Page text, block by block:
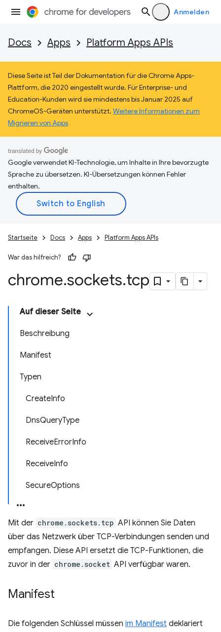
Anmelden
Docs Apps Platform Apps APIs
Diese Seite ist Teil der Dokumentation für die Chrome Apps-
Plattform, die 2020 eingestellt wurde. Für Enterprise- und
Education-Kunden wird sie mindestens bis Januar 2025 auf
ChromeOS-Geräten unterstützt. Weitere Informationen zum
Migrieren von Apps
Google verwendet KI-Technologie, um Inhalte in Ihre bevorzugte
Sprache zu übersetzen. KI-Übersetzungen können Fehler
enthalten.
Startseite Docs Apps Platform Apps APIs
War das hilfreich?
chrome.sockets.tcp
Auf dieser Seite
Beschreibung
Manifest
Typen
CreateInfo
DnsQueryType
ReceiveErrorInfo
ReceiveInfo
SecureOptions
Mit der chrome.sockets.tcp API können Sie Daten
über das Netzwerk über TCP-Verbindungen senden und
empfangen. Diese API ersetzt die TCP-Funktionen, die
zuvor in der chrome.socket API verfügbar waren.
Manifest
Die folgenden Schlüssel müssen im Manifest deklariert